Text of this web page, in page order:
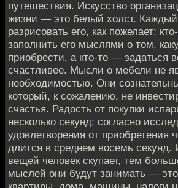
путешествия. Искусство
жизни — это белый холст.
разрисовать его, как пожелает:
заполнить его мыслями о том,
приобрести, а кто-то — задаться
счастливее. Мысли о мебели не
необходимостью. Они
который, к сожалению, не
счастья. Радость от покупки
несколько секунд: согласно
удовлетворения от приобретения
длится в среднем восемь
вещей человек скупает, тем
мыслей они будут занимать —